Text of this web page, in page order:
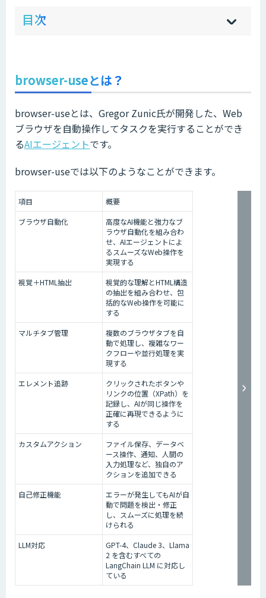
目次 hi
]
sh
]
browser-useとは？
browser-useとは、Gregor Zunic氏が開発した、Web
ブラウザを自動操作してタスクを実行することができ
るAIエージェントです。
browser-useでは以下のようなことができます。
項目
概要
ブラウザ自動化
高度なAI機能と強力なブ
ラウザ自動化を組み合わ
せ、AIエージェントによ
るスムーズなWeb操作を
実現する
視覚＋HTML抽出
視覚的な理解とHTML構造
の抽出を組み合わせ、包
括的なWeb操作を可能に
する
マルチタブ管理
複数のブラウザタブを自
動で処理し、複雑なワー
クフローや並行処理を実
現する
エレメント追跡
クリックされたボタンや
リンクの位置（XPath）を
記録し、AIが同じ操作を
正確に再現できるように
する
カスタムアクション
ファイル保存、データベ
ース操作、通知、人間の
入力処理など、独自のア
クションを追加できる
自己修正機能
エラーが発生してもAIが自
動で問題を検出・修正
し、スムーズに処理を続
けられる
LLM対応
GPT-4、Claude 3、Llama
2 を含むすべての
LangChain LLM に対応し
ている